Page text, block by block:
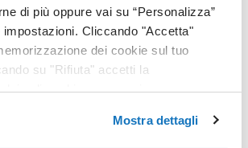
di più oppure vai su “Personalizza”
impostazioni. Cliccando "Accetta"
dei cookie sul tuo
su "Rifiuta" accetti la
soli cookie necessari.
Mostra dettagli
rivedi il webinar on demand.
e quali azioni correttive intraprendere,
di conformità per il